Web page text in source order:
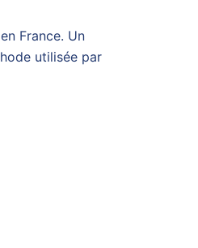
France. Un
utilisée par